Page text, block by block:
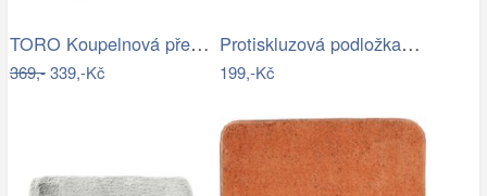
TORO Koupelnová předložka 50x80 černá
369,-339,-Kč
Protiskluzová podložka do koupelny…
199,-Kč